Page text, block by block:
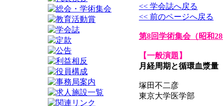
<< 学会誌へ戻る
<< 前のページへ戻る
第8回学術集会（昭和
【一般演題】
月経周期と循環血漿量
塚田不二彦
東京大学医学部